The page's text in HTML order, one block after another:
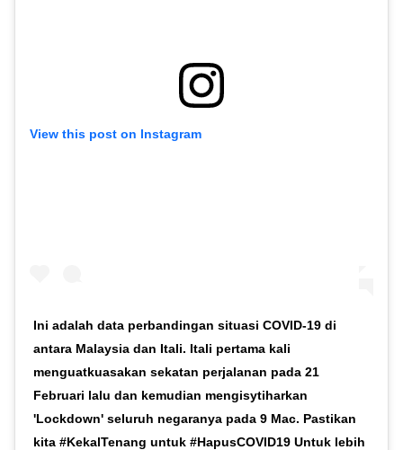
View this post on Instagram
Ini adalah data perbandingan situasi COVID-19 di
antara Malaysia dan Itali. Itali pertama kali
menguatkuasakan sekatan perjalanan pada 21
Februari lalu dan kemudian mengisytiharkan
'Lockdown' seluruh negaranya pada 9 Mac. Pastikan
kita #KekalTenang untuk #HapusCOVID19 Untuk lebih